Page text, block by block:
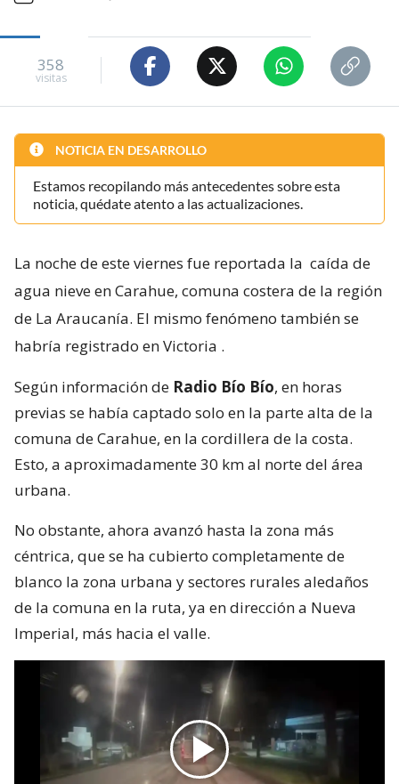
358
visitas
NOTICIA EN DESARROLLO
Estamos recopilando más antecedentes sobre esta
noticia, quédate atento a las actualizaciones.
La noche de este viernes fue reportada la caída de
agua nieve en Carahue, comuna costera de la región
de La Araucanía. El mismo fenómeno también se
habría registrado en Victoria .
Según información de Radio Bío Bío, en horas
previas se había captado solo en la parte alta de la
comuna de Carahue, en la cordillera de la costa.
Esto, a aproximadamente 30 km al norte del área
urbana.
No obstante, ahora avanzó hasta la zona más
céntrica, que se ha cubierto completamente de
blanco la zona urbana y sectores rurales aledaños
de la comuna en la ruta, ya en dirección a Nueva
Imperial, más hacia el valle.